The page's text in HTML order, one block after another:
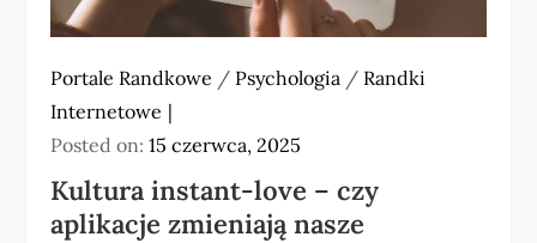
Portale Randkowe / Psychologia / Randki
Internetowe
Posted on:15 czerwca, 2025
Kultura instant-love – czy
aplikacje zmieniają nasze